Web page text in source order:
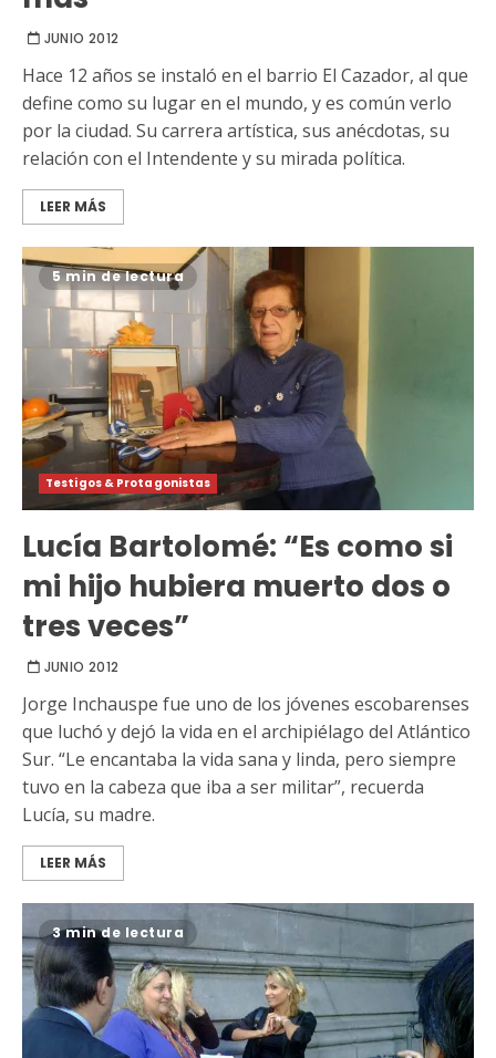
JUNIO 2012
Hace 12 años se instaló en el barrio El Cazador, al que
define como su lugar en el mundo, y es común verlo
por la ciudad. Su carrera artística, sus anécdotas, su
relación con el Intendente y su mirada política.
LEER MÁS
5 min de lectura
Testigos & Protagonistas
Lucía Bartolomé: “Es como si
mi hijo hubiera muerto dos o
tres veces”
JUNIO 2012
Jorge Inchauspe fue uno de los jóvenes escobarenses
que luchó y dejó la vida en el archipiélago del Atlántico
Sur. “Le encantaba la vida sana y linda, pero siempre
tuvo en la cabeza que iba a ser militar”, recuerda
Lucía, su madre.
LEER MÁS
3 min de lectura